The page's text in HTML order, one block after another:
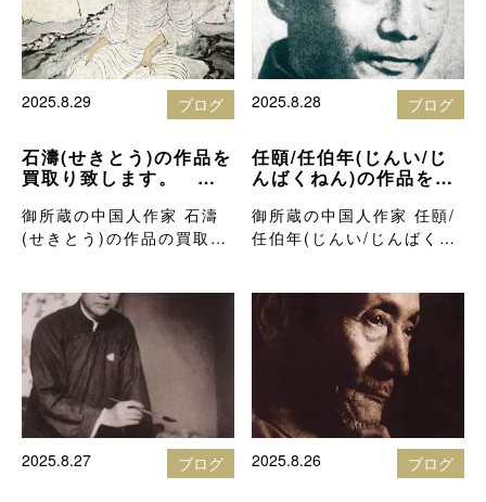
2025.8.29 ブログ
石濤(せきとう)の作品を
買取り致します。 北
りブログ
御所蔵の中国人作家 石濤
(せきとう)の作品の買取価
2025.8.28 ブログ
任頤/任伯年(じんい/じ
んばくねん)の作品を買
技芳堂の骨董品買取り
ブログ
御所蔵の中国人作家 任頤/
任伯年(じんい/じんばくね
2025.8.27 ブログ 2025.8.26 ブログ